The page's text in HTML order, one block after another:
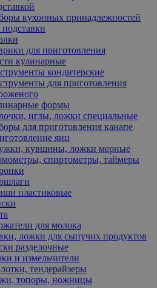
кухонных принадлежностей
подставки
для приготовления
кулинарные
кондитерские
для приготовления
формы
иглы, ложки специальные
для приготовления канапе
яиц
кувшины, ложки мерные
спиртометры, таймеры
пластиковые
для молока
ложки для сыпучих продуктов
разделочные
и измельчители
тендерайзеры
топоры, ножницы